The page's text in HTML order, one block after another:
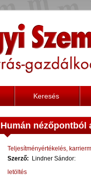
Keresés
Humán nézőpontból
Teljesítményértékelés,
Szerző:
Lindner Sándor:
letöltés